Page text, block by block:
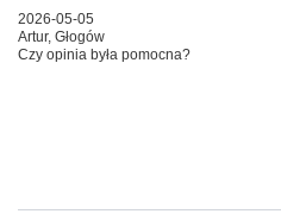
2026-05-05
Artur, Głogów
Czy opinia była pomocna?